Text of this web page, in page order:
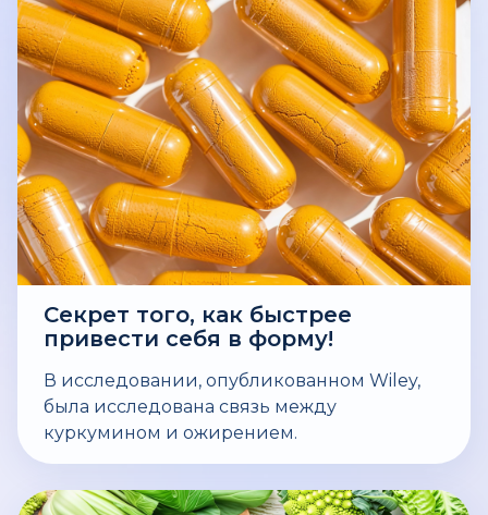
Секрет того, как быстрее
привести себя в форму!
В исследовании, опубликованном Wiley,
была исследована связь между
куркумином и ожирением.